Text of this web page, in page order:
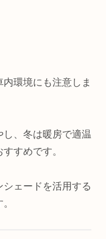
環境にも注意しま
、冬は暖房で適温
すめです。
ェードを活用する